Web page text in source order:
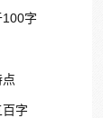
字
字